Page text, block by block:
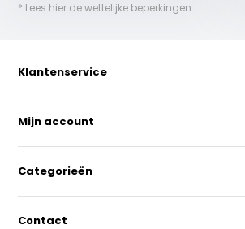
* Lees hier de wettelijke beperkingen
Klantenservice
Mijn account
Categorieën
Contact